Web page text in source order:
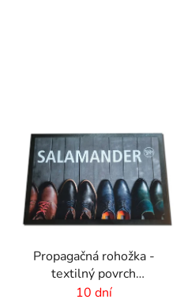
Propagačná rohožka -
textilný povrch
-85x300 cm
10 dní